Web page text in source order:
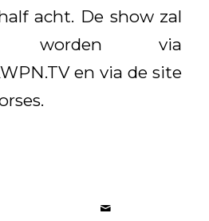
acht. De show zal
worden via
en via de site